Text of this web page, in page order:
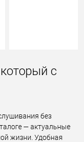
с
без
— актуальные
жизни. Удобная